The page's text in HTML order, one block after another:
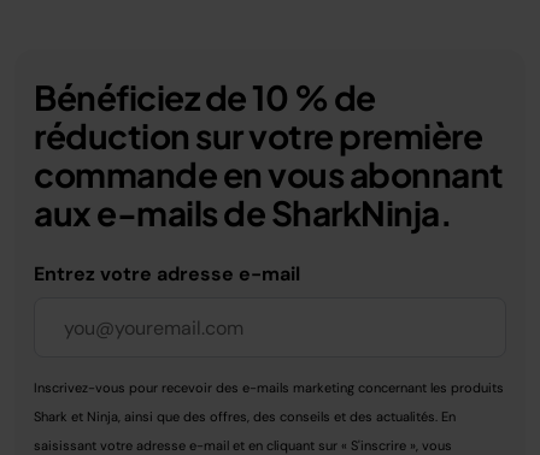
Bénéficiez de 10 % de
réduction sur votre première
commande en vous abonnant
aux e-mails de SharkNinja.
Entrez votre adresse e-mail
Inscrivez-vous pour recevoir des e-mails marketing concernant les produits
Shark et Ninja, ainsi que des offres, des conseils et des actualités. En
saisissant votre adresse e-mail et en cliquant sur « S'inscrire », vous